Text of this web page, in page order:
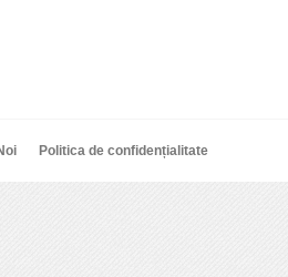
Politica de confidențialitate